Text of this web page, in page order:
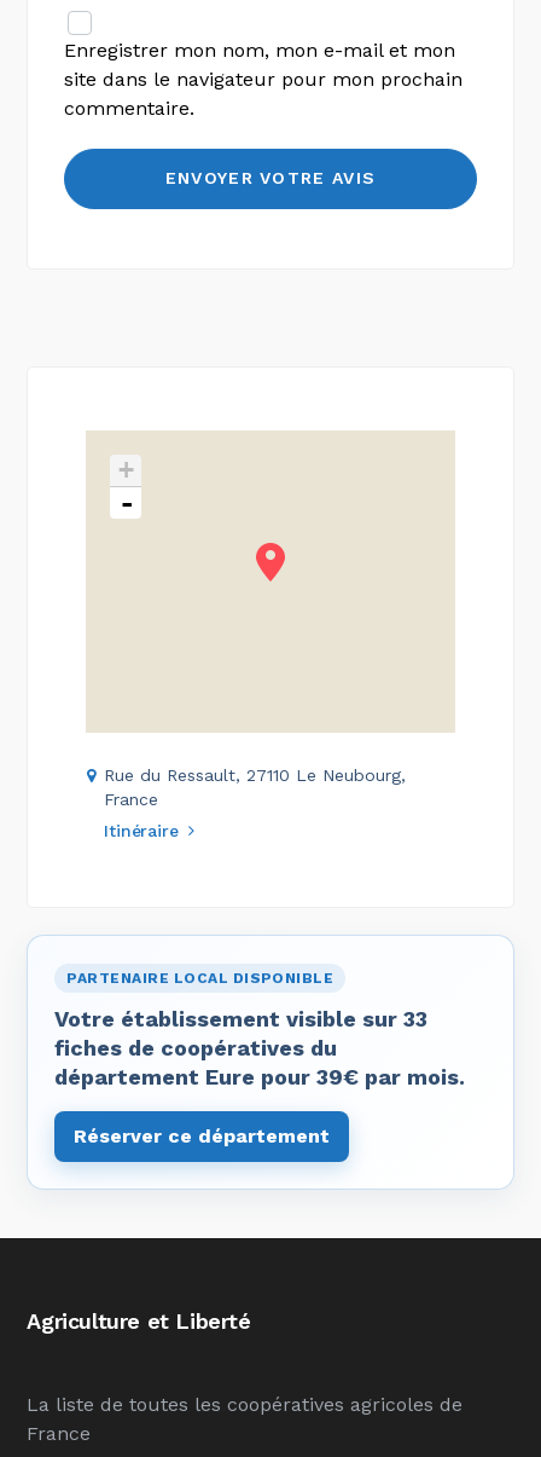
Enregistrer mon nom, mon e-mail et mon
site dans le navigateur pour mon prochain
commentaire.
+
-
Rue du Ressault, 27110 Le Neubourg,
France
Itinéraire
PARTENAIRE LOCAL DISPONIBLE
Votre établissement visible sur 33
fiches de coopératives du
département Eure pour 39€ par mois.
Réserver ce département
Agriculture et Liberté
La liste de toutes les coopératives agricoles de
France